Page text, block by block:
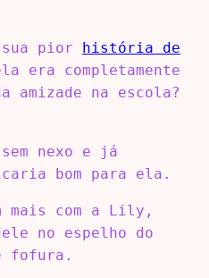
pior história de
era completamente
amizade na escola?
nexo e já
bom para ela.
mais com a Lily,
no espelho do
fofura.